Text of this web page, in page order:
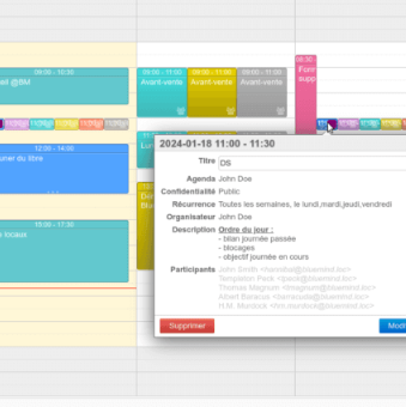
d’entreprise est une
les vues sauvegardées
réunion
des collaborateurs